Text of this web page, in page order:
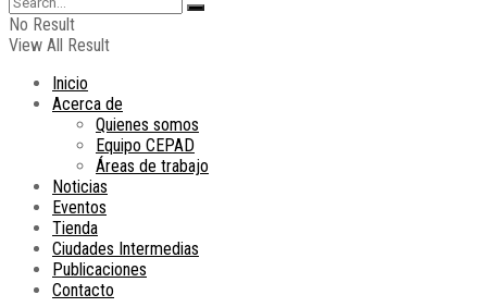
No Result
View All Result
Inicio
Acerca de
Quienes somos
Equipo CEPAD
Áreas de trabajo
Noticias
Eventos
Tienda
Ciudades Intermedias
Publicaciones
Contacto